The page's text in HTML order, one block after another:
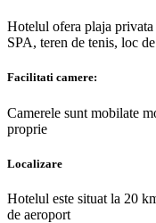
Hotelul ofera plaja
SPA, teren de tenis, loc
Facilitati camere:
Camerele sunt mobilate
proprie
Localizare
Hotelul este situat la 20
de aeroport